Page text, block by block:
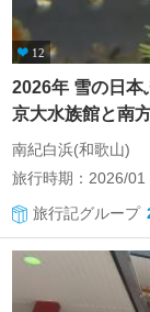
12
2026年 雪の日本
京大水族館と南
南紀白浜(和歌山)
旅行時期：2026/01
旅行記グループ